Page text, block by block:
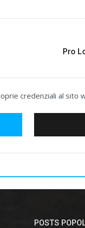
Pro
credenziali al sito
POSTS